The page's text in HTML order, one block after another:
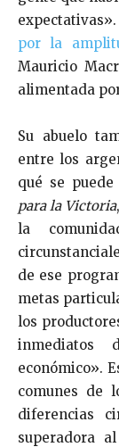
por la
Mauricio
alimentada
Su abuelo
entre los
qué se
para la Victoria
la
de ese
metas
los
inmediatos
económico».
comunes de
diferencias
superadora